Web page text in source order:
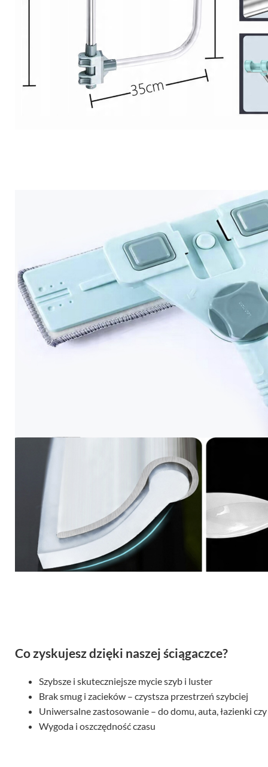
Co zyskujesz dzięki naszej ściągaczce?
Szybsze i skuteczniejsze mycie szyb i luster
Brak smug i zacieków – czystsza przestrzeń szybciej
Uniwersalne zastosowanie – do domu, auta, łazienki
Wygoda i oszczędność czasu